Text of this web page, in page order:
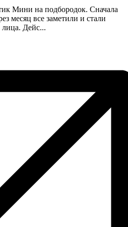
Мини на подбородок. Сначала
месяц все заметили и стали
лица. Дейс...